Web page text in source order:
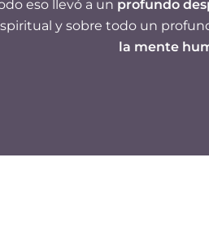
eso llevó a un profundo
y sobre todo un
la mente